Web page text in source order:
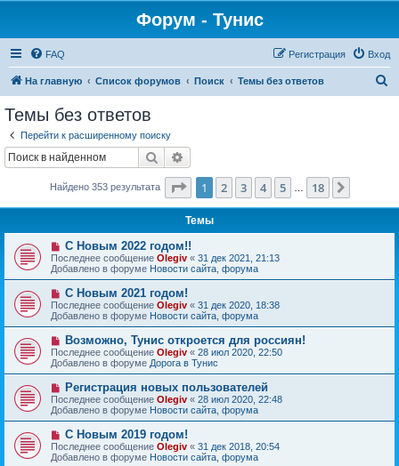
Форум - Тунис
FAQ Вход
Регистрация
На главную Список форумов Поиск Темы без ответов
Темы без ответов
Перейти к расширенному поиску
Поиск
Найдено 353 результата Страница из 18
1 2 3 4 5 18
Темы
Н
о
в
о
с
о
о
б
щ
е
н
и
е
С Новым 2022 годом!!
Последнее сообщение Olegiv « 31 дек 2021, 21:13
Добавлено в форуме Новости сайта, форума
Н
о
в
о
е
с
о
о
б
щ
е
н
и
е
С Новым 2021 годом!
Последнее сообщение Olegiv « 31 дек 2020, 18:38
Добавлено в форуме Новости сайта, форума
Н
о
в
о
е
с
о
о
б
щ
е
н
Возможно, Тунис откроется для россиян!
Последнее сообщение Olegiv « 28 июл 2020, 22:50
Добавлено в форуме Дорога в Тунис
Н
о
в
о
с
о
о
Регистрация новых пользователей
Последнее сообщение Olegiv « 28 июл 2020, 22:48
Добавлено в форуме Новости сайта, форума
Н
о
в
о
С Новым 2019 годом!
Последнее сообщение Olegiv « 31 дек 2018, 20:54
Добавлено в форуме Новости сайта, форума